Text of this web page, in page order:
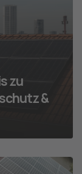
zu
&